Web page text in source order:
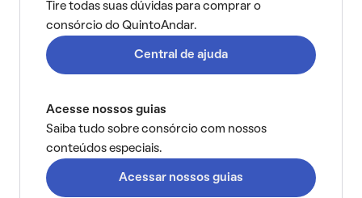
Tire todas suas dúvidas para comprar o
consórcio do QuintoAndar.
Central de ajuda
Acesse nossos guias
Saiba tudo sobre consórcio com nossos
conteúdos especiais.
Acessar nossos guias